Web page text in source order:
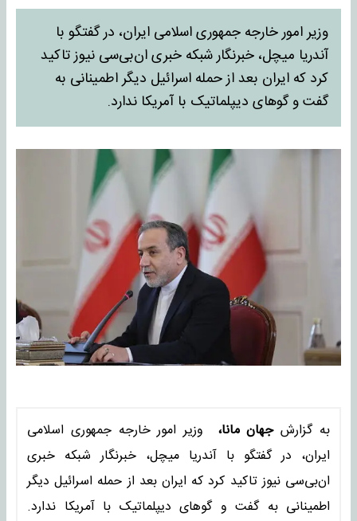
وزیر امور خارجه جمهوری اسلامی ایران، در گفتگو با
آندریا میچل، خبرنگار شبکه خبری ان‌بی‌سی نیوز تاکید
کرد که ایران بعد از حمله اسرائیل دیگر اطمینانی به
گفت و گوهای دیپلماتیک با آمریکا ندارد.
به گزارشجهان مانا،
وزیر امور خارجه جمهوری اسلامی
ایران، در گفتگو با آندریا میچل، خبرنگار شبکه خبری
ان‌بی‌سی نیوز تاکید کرد که ایران بعد از حمله اسرائیل دیگر
اطمینانی به گفت و گوهای دیپلماتیک با آمریکا ندارد.